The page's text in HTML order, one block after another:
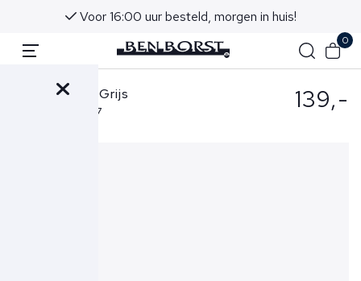
Voor 16:00 uur besteld, morgen in huis!
0
Replay Short Grijs
M9782A.8366197 139,-